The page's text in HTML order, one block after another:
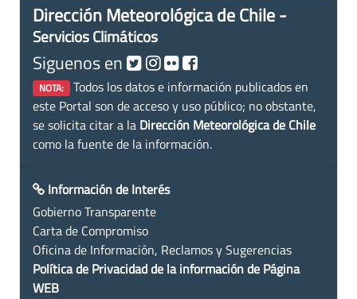
Dirección Meteorológica de Chile -
Servicios Climáticos
Siguenos en
NOTA: Todos los datos e información publicados en
este Portal son de acceso y uso público; no obstante,
se solicita citar a la Dirección Meteorológica de Chile
como la fuente de la información.
Información de Interés
Gobierno Transparente
Carta de Compromiso
Oficina de Información, Reclamos y Sugerencias
Política de Privacidad de la información de Página
WEB